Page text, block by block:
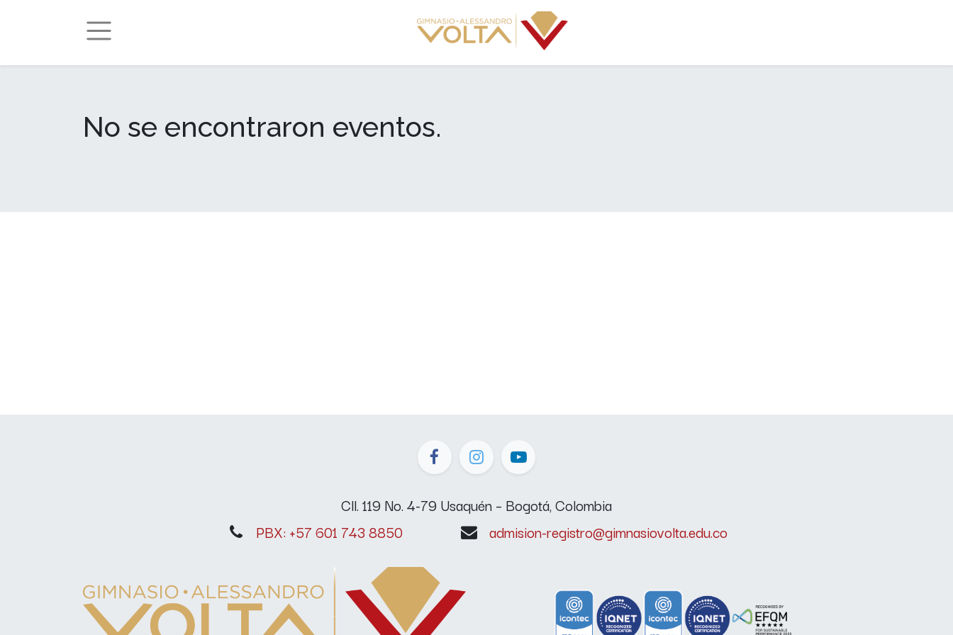
Eventos Próximos Eventos
No se encontraron eventos.
Cll. 119 No. 4-79 Usaquén – Bogotá, Colombia
PBX: +57 601 743 8850
admision-registro@gimnasiovolta.edu.co